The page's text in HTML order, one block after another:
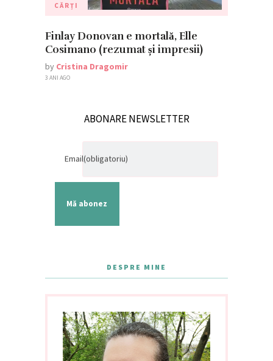
CĂRȚI
Finlay Donovan e mortală, Elle
Cosimano (rezumat și impresii)
by Cristina Dragomir
3 ANI AGO
ABONARE NEWSLETTER
Email(obligatoriu)
Mă abonez
DESPRE MINE